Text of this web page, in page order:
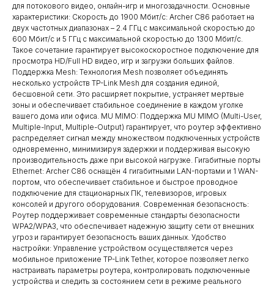
для потокового видео, онлайн-игр и многозадачности. Основные
характеристики: Скорость до 1900 Мбит/с: Archer C86 работает на
двух частотных диапазонах – 2.4 ГГц с максимальной скоростью до
600 Мбит/с и 5 ГГц с максимальной скоростью до 1300 Мбит/с.
Такое сочетание гарантирует высокоскоростное подключение для
просмотра HD/Full HD видео, игр и загрузки больших файлов.
Поддержка Mesh: Технология Mesh позволяет объединять
несколько устройств TP-Link Mesh для создания единой,
бесшовной сети. Это расширяет покрытие, устраняет мертвые
зоны и обеспечивает стабильное соединение в каждом уголке
вашего дома или офиса. MU MIMO: Поддержка MU MIMO (Multi-User,
Multiple-Input, Multiple-Output) гарантирует, что роутер эффективно
распределяет сигнал между множеством подключенных устройств
одновременно, минимизируя задержки и поддерживая высокую
производительность даже при высокой нагрузке. Гигабитные порты
Ethernet: Archer C86 оснащён 4 гигабитными LAN-портами и 1 WAN-
портом, что обеспечивает стабильное и быстрое проводное
подключение для стационарных ПК, телевизоров, игровых
консолей и другого оборудования. Современная безопасность:
Роутер поддерживает современные стандарты безопасности
WPA2/WPA3, что обеспечивает надежную защиту сети от внешних
угроз и гарантирует безопасность ваших данных. Удобство
настройки: Управление устройством осуществляется через
мобильное приложение TP-Link Tether, которое позволяет легко
настраивать параметры роутера, контролировать подключенные
устройства и следить за состоянием сети в режиме реального